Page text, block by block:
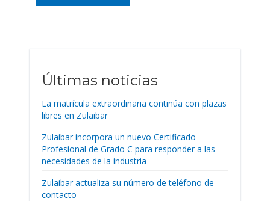
Últimas noticias
La matrícula extraordinaria continúa con plazas
libres en Zulaibar
Zulaibar incorpora un nuevo Certificado
Profesional de Grado C para responder a las
necesidades de la industria
Zulaibar actualiza su número de teléfono de
contacto